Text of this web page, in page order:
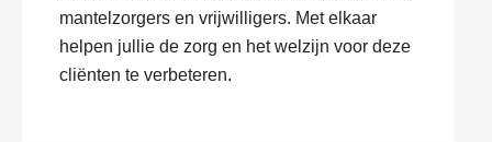
mantelzorgers en vrijwilligers. Met elkaar
helpen jullie de zorg en het welzijn voor deze
cliënten te verbeteren.